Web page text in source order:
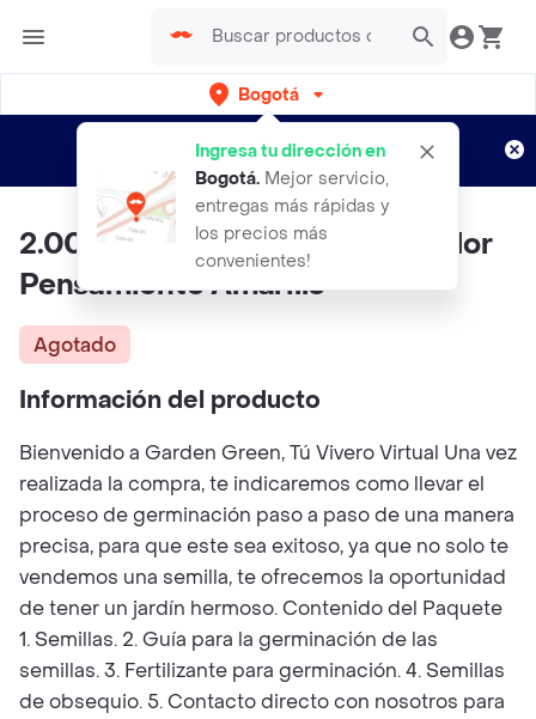
Bogotá
Ingresa tu dirección en
Bogotá. Mejor servicio,
entregas más rápidas y
los precios más
convenientes!
envíos gratis por semanas
Aplican TyC
2.000 Semillas Orgánicas De Flor
Pensamiento Amarillo
Agotado
Información del producto
Bienvenido a Garden Green, Tú Vivero Virtual Una vez
realizada la compra, te indicaremos como llevar el
proceso de germinación paso a paso de una manera
precisa, para que este sea exitoso, ya que no solo te
vendemos una semilla, te ofrecemos la oportunidad
de tener un jardín hermoso. Contenido del Paquete
1. Semillas. 2. Guía para la germinación de las
semillas. 3. Fertilizante para germinación. 4. Semillas
de obsequio. 5. Contacto directo con nosotros para